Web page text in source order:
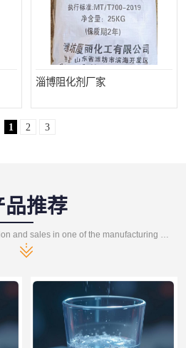
淄博阻化剂厂家
1 2 3
品推荐
Development, design, production and sales in one of the manufacturing enterprises